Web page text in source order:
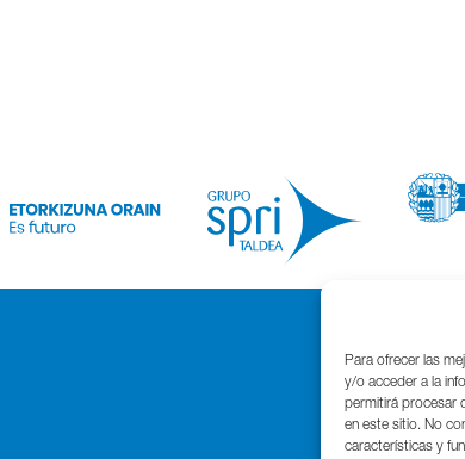
Para ofrecer las
y/o acceder a la
permitirá procesar
en este sitio. No
características y